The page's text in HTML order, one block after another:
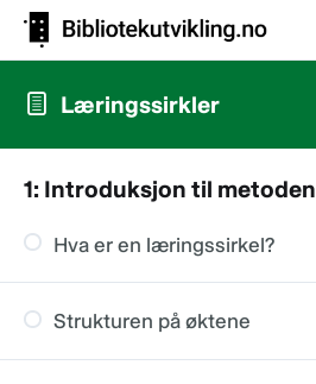
Læringssirkler
1: Introduksjon til metoden
Hva er en læringssirkel?
Strukturen på øktene